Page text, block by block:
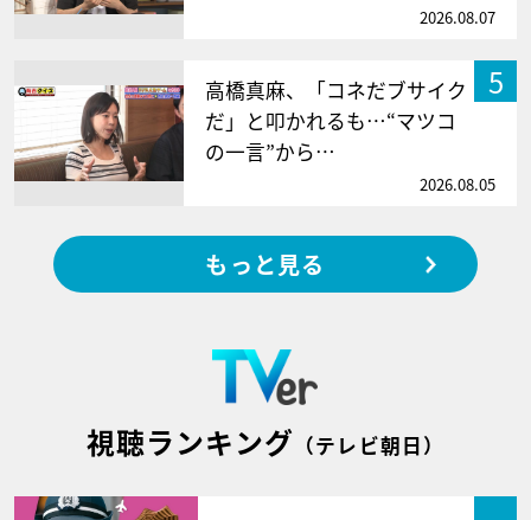
2026.08.07
5
高橋真麻、「コネだブサイク
だ」と叩かれるも…“マツコ
の一言”から…
2026.08.05
もっと見る
視聴ランキング （テレビ朝日）